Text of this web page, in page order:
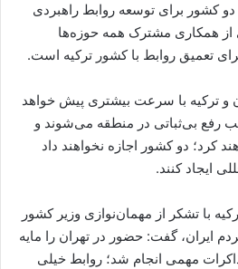
کشور برای توسعه روابط راهبردی
همکاری مشترک همه حوزه‌ها
تعمیق روابط با کشور ترکیه است.
و ترکیه با سرعت بیشتری پیش خواهد
رفع بی‌ثباتی در منطقه می‌شوند و
کرد؛ دو کشور اجازه نخواهند داد
ایجاد کنند.
با تشکر از مهمان‌نوازی وزیر کشور
ایران، گفت: حضور در تهران را مایه
مهمی انجام شد؛ روابط خیلی